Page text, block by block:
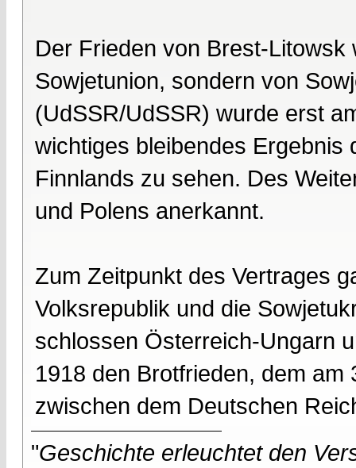
Der Frieden von Brest-
Sowjetunion, sondern von
(UdSSR/UdSSR) wurde erst
wichtiges bleibendes Ergebnis
Finnlands zu sehen. Des
und Polens anerkannt.
Zum Zeitpunkt des Vertrages
Volksrepublik und die
schlossen Österreich-Ungarn
1918 den Brotfrieden, dem
zwischen dem Deutschen
"Geschichte erleuchtet den